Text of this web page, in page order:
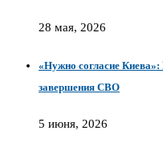
28 мая, 2026
«Нужно согласие Киева»:
завершения СВО
5 июня, 2026